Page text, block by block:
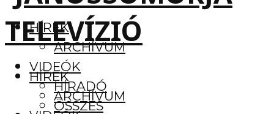
HÍREK
ARCHÍVUM
VIDEÓK
HÍRADÓ
ÖSSZES
HÍREK
ARCHÍVUM